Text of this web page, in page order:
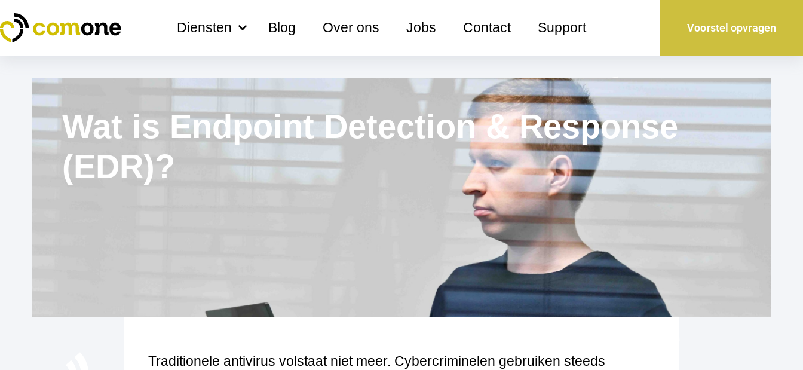
naar
de
inhoud
Diensten Blog Over ons Jobs Contact Support Voorstel opvragen
Wat is Endpoint Detection & Response
(EDR)?
Traditionele antivirus volstaat niet meer. Cybercriminelen gebruiken steeds